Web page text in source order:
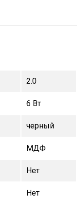
2.0
6 Вт
черный
МДФ
Нет
Нет